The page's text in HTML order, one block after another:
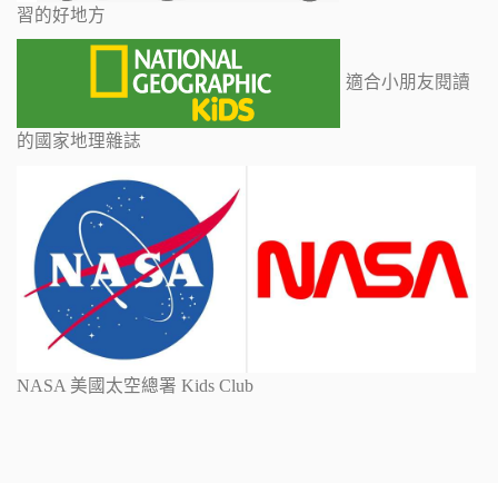
習的好地方
適合小朋友閱讀
的國家地理雜誌
NASA 美國太空總署 Kids Club